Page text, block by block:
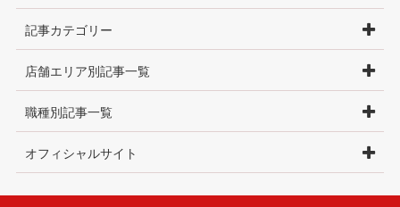
記事カテゴリー
店舗エリア別記事一覧
職種別記事一覧
オフィシャルサイト